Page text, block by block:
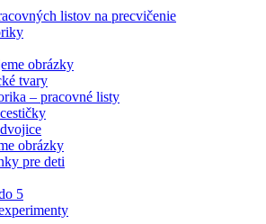
listov na precvičenie
obrázky
tvary
– pracovné listy
obrázky
pre deti
5